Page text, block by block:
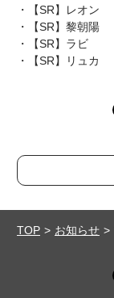
・【SR】レオン
・【SR】黎朝陽
・【SR】ラビ
・【SR】リュカ
TOP お知らせ